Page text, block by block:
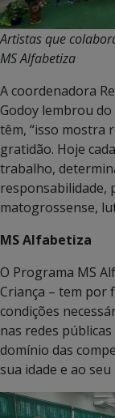
Artistas que
MS Alfabetiza
A coordenadora
Godoy lembrou
têm, “isso mostra
gratidão. Hoje
trabalho,
responsabilidade,
matogrossense,
MS Alfabetiza
O Programa MS
Criança – tem por
condições
nas redes
domínio das
sua idade e ao